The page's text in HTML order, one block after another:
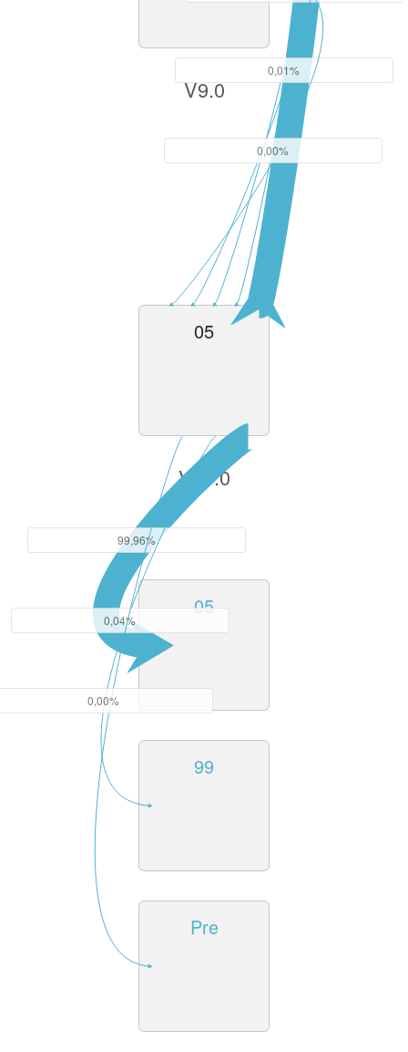
V9.0
05
V10.0
05
99
Pre
0,01%
0,00%
99,96%
0,04%
0,00%